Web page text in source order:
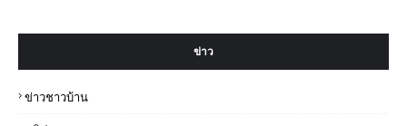
ข่าว
ข่าวชาวบ้าน